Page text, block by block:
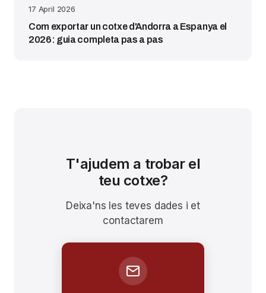
17 April 2026
Com exportar un cotxe d'Andorra a Espanya el
2026: guia completa pas a pas
T'ajudem a trobar el
teu cotxe?
Deixa'ns les teves dades i et
contactarem